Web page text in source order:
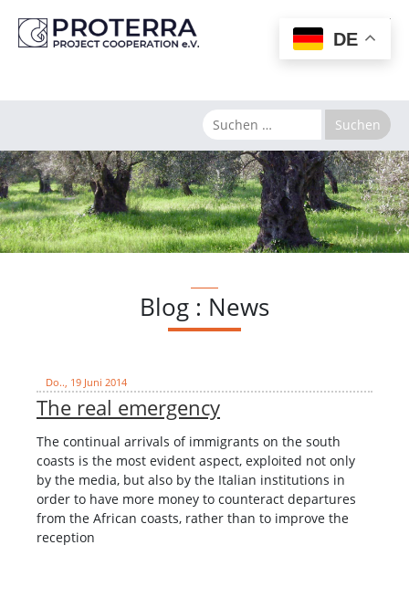
Blog : News
Do.., 19 Juni 2014
The real emergency
The continual arrivals of immigrants on the south
coasts is the most evident aspect, exploited not only
by the media, but also by the Italian institutions in
order to have more money to counteract departures
from the African coasts, rather than to improve the
reception
DE